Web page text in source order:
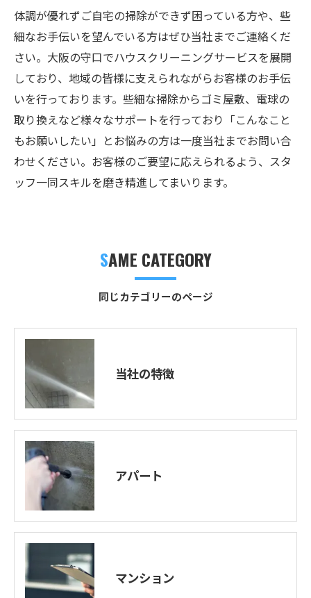
体調が優れずご自宅の掃除ができず困っている方や、些
細なお手伝いを望んでいる方はぜひ当社までご連絡くだ
さい。大阪の守口でハウスクリーニングサービスを展開
しており、地域の皆様に支えられながらお客様のお手伝
いを行っております。些細な掃除からゴミ屋敷、電球の
取り換えなど様々なサポートを行っており「こんなこと
もお願いしたい」とお悩みの方は一度当社までお問い合
わせください。お客様のご要望に応えられるよう、スタ
ッフ一同スキルを磨き精進してまいります。
同じカテゴリーのページ
SAME CATEGORY
当社の特徴
アパート
マンション